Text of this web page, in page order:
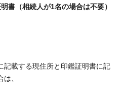
書（相続人が1名の場合は不要）
載する現住所と印鑑証明書に記
、